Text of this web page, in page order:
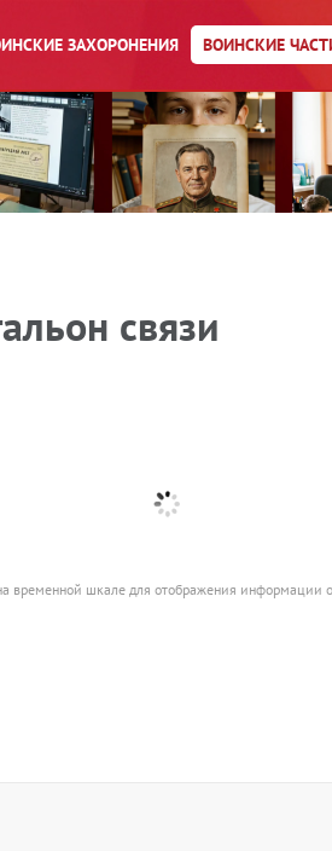
ЗАХОРОНЕНИЯ ВОИНСКИЕ
связи
временной шкале для отображения информации